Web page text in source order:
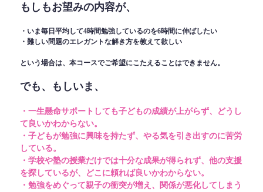
もしもお望みの内容が、
・いま毎日平均して4時間勉強しているのを6時間に伸ばしたい
・難しい問題のエレガントな解き方を教えて欲しい
という場合は、本コースでご希望にこたえることはできません。
でも、もしいま、
・一生懸命サポートしても子どもの成績が上がらず、どうし
て良いかわからない。
・子どもが勉強に興味を持たず、やる気を引き出すのに苦労
している。
・学校や塾の授業だけでは十分な成果が得られず、他の支援
を探しているが、どこに頼れば良いかわからない。
・勉強をめぐって親子の衝突が増え、関係が悪化してしまう